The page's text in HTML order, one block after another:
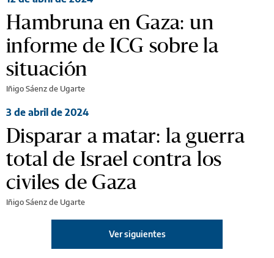
Hambruna en Gaza: un
informe de ICG sobre la
situación
Iñigo Sáenz de Ugarte
3 de abril de 2024
Disparar a matar: la guerra
total de Israel contra los
civiles de Gaza
Iñigo Sáenz de Ugarte
Ver siguientes